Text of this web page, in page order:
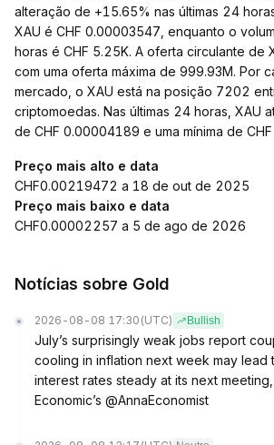
alteração de +15.65% nas últimas 24
XAU é CHF 0.00003547, enquanto o
horas é CHF 5.25K. A oferta circulante de
com uma oferta máxima de 999.93M. Por
mercado, o XAU está na posição 7202
criptomoedas. Nas últimas 24 horas, XAU
de CHF 0.00004189 e uma mínima de
Preço mais alto e data
CHF0.00219472 a 18 de out de 2025
Preço mais baixo e data
CHF0.00002257 a 5 de ago de 2026
Notícias sobre Gold
2026-08-08 17:30 (UTC) Bullish
July’s surprisingly weak jobs report
cooling in inflation next week may lead
interest rates steady at its next
Economic’s @AnnaEconomist